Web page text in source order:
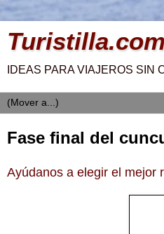
IDEAS PARA VIAJEROS SIN
Fase final del
Ayúdanos a elegir el mejor